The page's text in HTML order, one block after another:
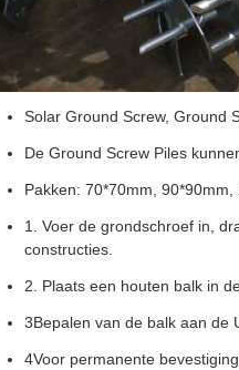
Solar Ground Screw, Ground
De Ground Screw Piles
Pakken: 70*70mm,
1. Voer de grondschroef in,
constructies.
2. Plaats een houten balk in
3Bepalen van de balk aan de
4Voor permanente